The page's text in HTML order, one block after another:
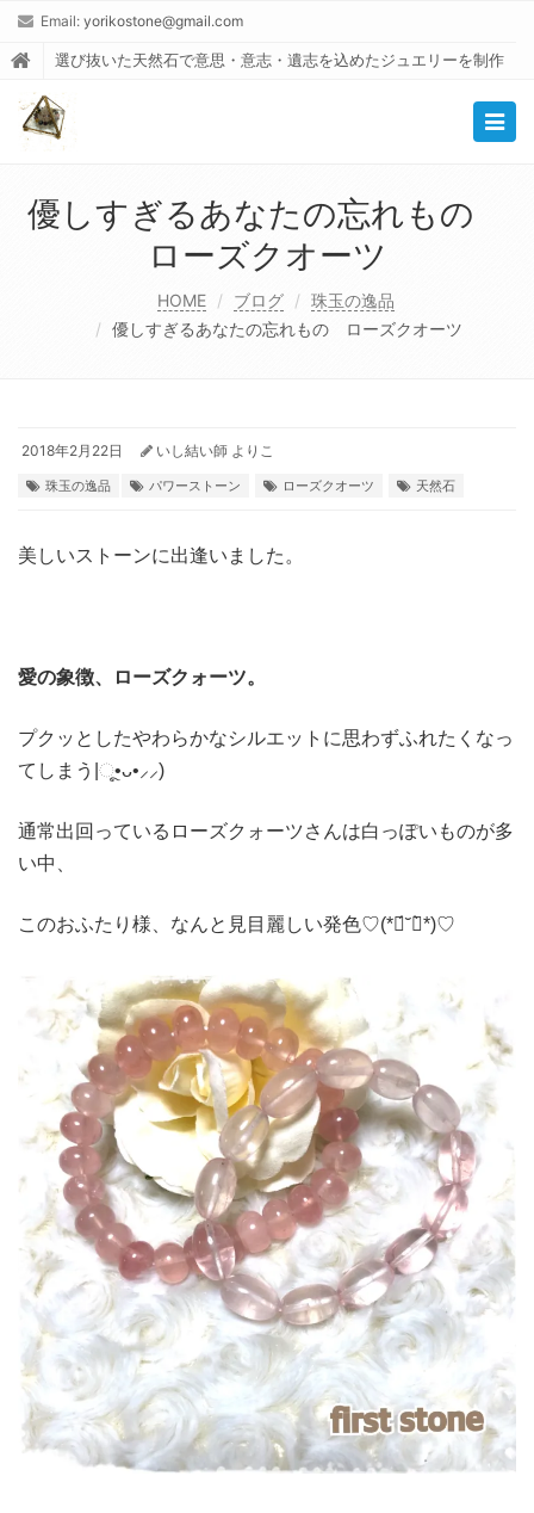
Email: yorikostone@gmail.com
選び抜いた天然石で意思・意志・遺志を込めたジュエリーを制作
優しすぎるあなたの忘れもの
ローズクオーツ
HOME ブログ
珠玉の逸品
優しすぎるあなたの忘れもの ローズクオーツ
2018年2月22日 いし結い師 よりこ
珠玉の逸品 パワーストーン ローズクオーツ 天然石
美しいストーンに出逢いました。
愛の象徴、ローズクォーツ。
プクッとしたやわらかなシルエットに思わずふれたくなっ
てしまう|ૂ•ᴗ•⸝⸝)
通常出回っているローズクォーツさんは白っぽいものが多
い中、
このおふたり様、なんと見目麗しい発色♡(*ฅ́˘ฅ̀*)♡